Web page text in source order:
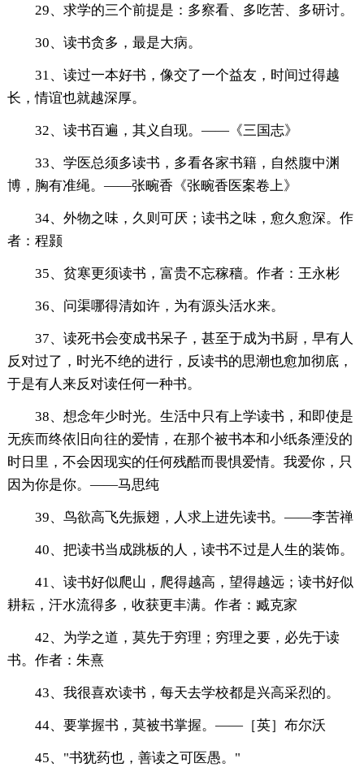
29、求学的三个前提是：多察看、多吃苦、多研讨。
30、读书贪多，最是大病。
31、读过一本好书，像交了一个益友，时间过得越
长，情谊也就越深厚。
32、读书百遍，其义自现。――《三国志》
33、学医总须多读书，多看各家书籍，自然腹中渊
博，胸有准绳。——张畹香《张畹香医案卷上》
34、外物之味，久则可厌；读书之味，愈久愈深。作
者：程颢
35、贫寒更须读书，富贵不忘稼穑。作者：王永彬
36、问渠哪得清如许，为有源头活水来。
37、读死书会变成书呆子，甚至于成为书厨，早有人
反对过了，时光不绝的进行，反读书的思潮也愈加彻底，
于是有人来反对读任何一种书。
38、想念年少时光。生活中只有上学读书，和即使是
无疾而终依旧向往的爱情，在那个被书本和小纸条湮没的
时日里，不会因现实的任何残酷而畏惧爱情。我爱你，只
因为你是你。——马思纯
39、鸟欲高飞先振翅，人求上进先读书。——李苦禅
40、把读书当成跳板的人，读书不过是人生的装饰。
41、读书好似爬山，爬得越高，望得越远；读书好似
耕耘，汗水流得多，收获更丰满。作者：臧克家
42、为学之道，莫先于穷理；穷理之要，必先于读
书。作者：朱熹
43、我很喜欢读书，每天去学校都是兴高采烈的。
44、要掌握书，莫被书掌握。——［英］布尔沃
45、"书犹药也，善读之可医愚。"